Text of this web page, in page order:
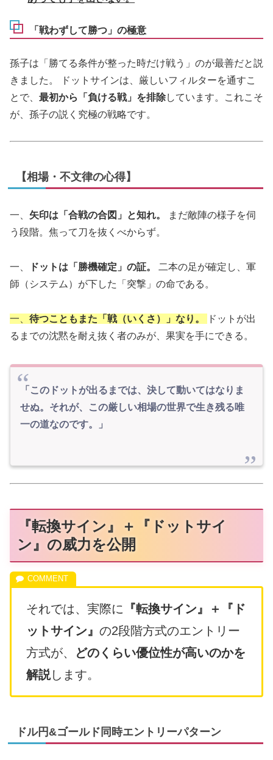
「戦わずして勝つ」の極意
孫子は「勝てる条件が整った時だけ戦う」のが最善だと説
きました。 ドットサインは、厳しいフィルターを通すこ
とで、 最初から「負ける戦」を排除しています。これこそ
が、孫子の説く究極の戦略です。
【相場・不文律の心得】
一、 矢印は「合戦の合図」と知れ。
まだ敵陣の様子を伺
う段階。焦って刀を抜くべからず。
一、 ドットは「勝機確定」の証。
二本の足が確定し、軍
師（システム）が下した「突撃」の命である。
一、 待つこともまた「戦（いくさ）」なり。
ドットが出
るまでの沈黙を耐え抜く者のみが、果実を手にできる。
「このドットが出るまでは、決して動いてはなりま
せぬ。それが、この厳しい相場の世界で生き残る唯
一の道なのです。」
『転換サイン』＋『ドットサイ
ン』の威力を公開
それでは、実際に 『転換サイン』＋『ド
ットサイン』 の2段階方式のエントリー
方式が、
どのくらい優位性が高いのかを
解説します。
ドル円&ゴールド同時エントリーパターン